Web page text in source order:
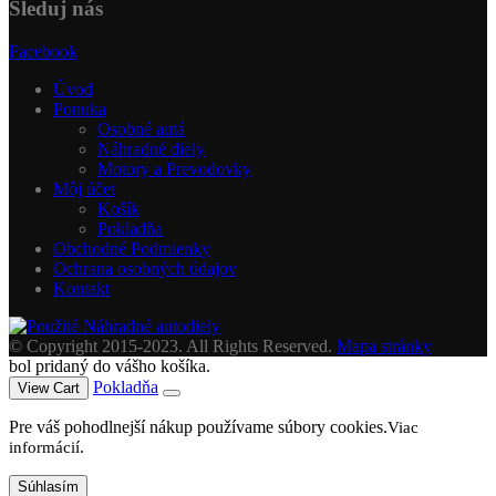
Sleduj nás
Facebook
Úvod
Ponuka
Osobné autá
Náhradné diely
Motory a Prevodovky
Môj účet
Košík
Pokladňa
Obchodné Podmienky
Ochrana osobných údajov
Kontakt
© Copyright 2015-2023. All Rights Reserved. Mapa stránky
bol pridaný do vášho košíka.
View Cart Pokladňa
Pre váš pohodlnejší nákup používame súbory cookies.Viac
informácií.
Súhlasím